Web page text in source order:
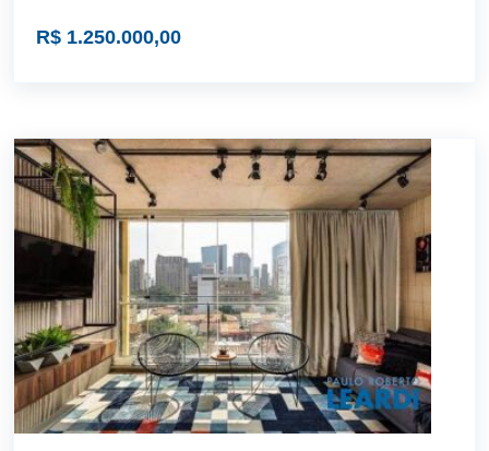
R$ 1.250.000,00